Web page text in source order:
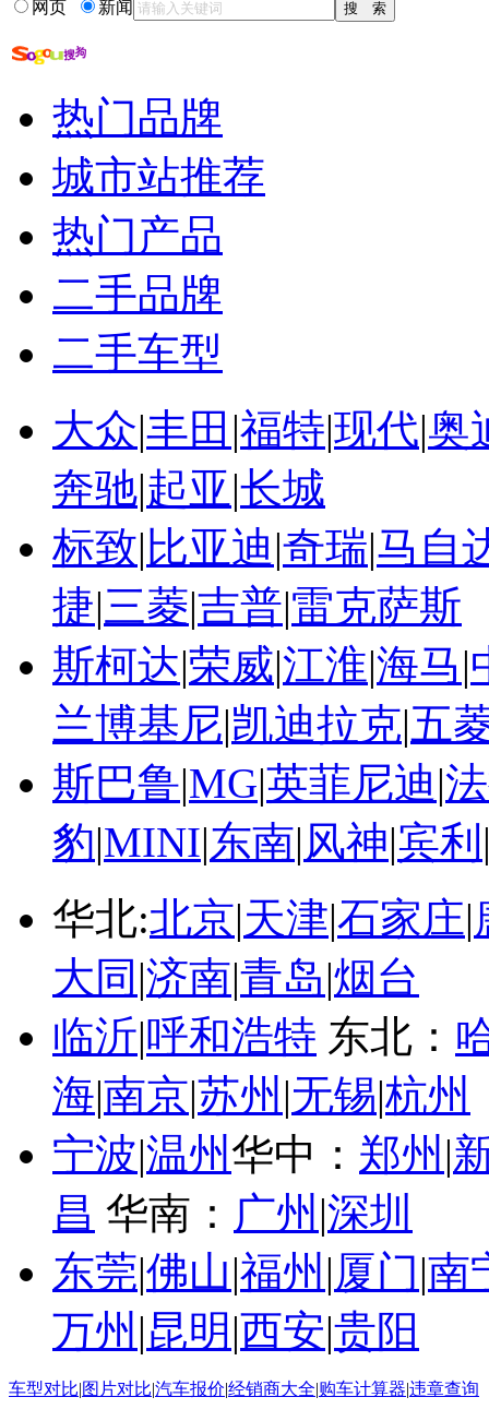
汽车模型论坛
新世纪汽车技术论坛
汽车防盗论坛
汽车维修论坛
汽车论坛
网页 新闻
热门品牌
城市站推荐
热门产品
二手品牌
二手车型
大众|丰田 |福特|现代|奥
奔驰|起亚|长城
标致| 比亚迪|奇瑞|马自
捷|三菱|吉普|雷克萨斯
斯柯达|荣威|江淮|海马|
兰博基尼|凯迪拉克|五
斯巴鲁|MG|英菲尼迪|
豹|MINI|东南|风神|宾利
华北:北京|天津|石家庄|
大同 |济南|青岛|烟台
临沂|呼和浩特 东北：
海|南京|苏州 |无锡|杭州
宁波|温州华中： 郑州 |
昌 华南： 广州 |深圳
东莞|佛山|福州 |厦门|南
万州 |昆明 |西安|贵阳
车型对比|图片对比|汽车报价|经销商大全|购车计算器|违章查询